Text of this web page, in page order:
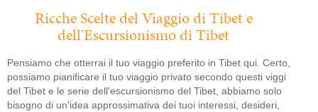
Ricche Scelte del Viaggio di Tibet e
dell'Escursionismo di Tibet
Pensiamo che otterrai il tuo viaggio preferito in Tibet qui. Certo,
possiamo pianificare il tuo viaggio privato secondo questi viggi
del Tibet e le serie dell'escursionismo del Tibet, abbiamo solo
bisogno di un'idea approssimativa dei tuoi interessi, desideri,